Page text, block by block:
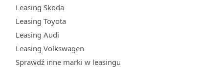
Leasing Skoda
Leasing Toyota
Leasing Audi
Leasing Volkswagen
Sprawdź inne marki w leasingu